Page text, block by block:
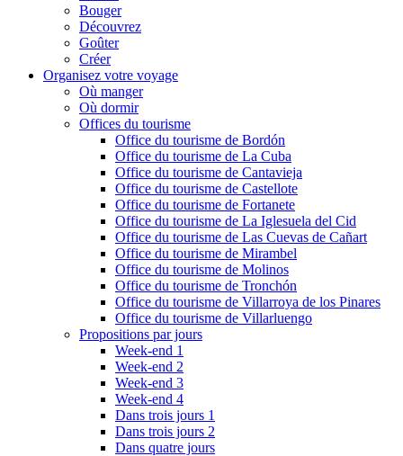
Bouger
Découvrez
Goûter
Créer
Organisez votre voyage
Où manger
Où dormir
Offices du tourisme
Office du tourisme de Bordón
Office du tourisme de La Cuba
Office du tourisme de Cantavieja
Office du tourisme de Castellote
Office du tourisme de Fortanete
Office du tourisme de La Iglesuela del Cid
Office du tourisme de Las Cuevas de Cañart
Office du tourisme de Mirambel
Office du tourisme de Molinos
Office du tourisme de Tronchón
Office du tourisme de Villarroya de los Pinares
Office du tourisme de Villarluengo
Propositions par jours
Week-end 1
Week-end 2
Week-end 3
Week-end 4
Dans trois jours 1
Dans trois jours 2
Dans quatre jours